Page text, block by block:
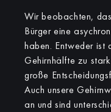
Wir beobachten,
Bürger eine
haben. Entweder ist
Gehirnhälfte zu
große
Auch unsere
an und sind